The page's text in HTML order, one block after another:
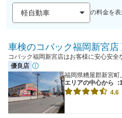
の料金を
車検のコバック福岡新宮店
コバック福岡新宮店はお客様に安心安全
優良店
福岡県糟屋郡新宮町
エリアの中心から
4.6